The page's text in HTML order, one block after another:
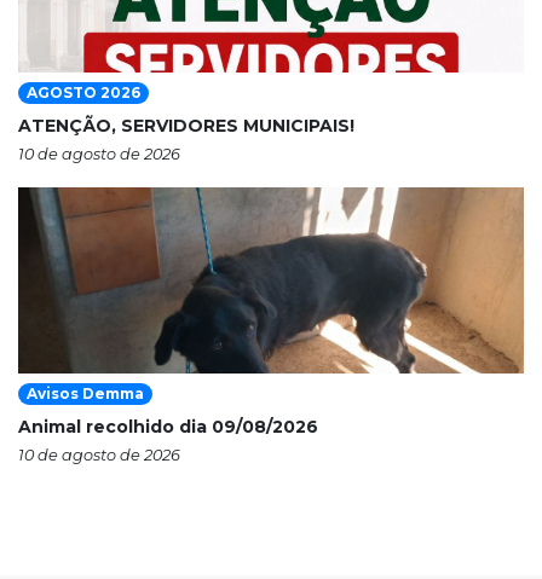
AGOSTO 2026
ATENÇÃO, SERVIDORES MUNICIPAIS!
10 de agosto de 2026
Avisos Demma
Animal recolhido dia 09/08/2026
10 de agosto de 2026